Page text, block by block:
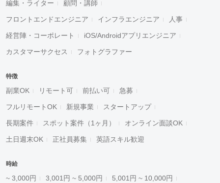
編集・ライター 顧問・講師
フロントエンドエンジニア インフラエンジニア 人事
経営陣・コーポレート iOS/Androidアプリエンジニア
カスタマーサクセス フォトグラファー
特徴
副業OK リモート可 前払い可 急募
フルリモートOK 新規事業 スタートアップ
長期案件 スポット案件（1ヶ月） オンライン面談OK
土日週末OK 正社員募集 英語スキル歓迎
時給
~ 3,000円 3,001円 ~ 5,000円 5,001円 ~ 10,000円